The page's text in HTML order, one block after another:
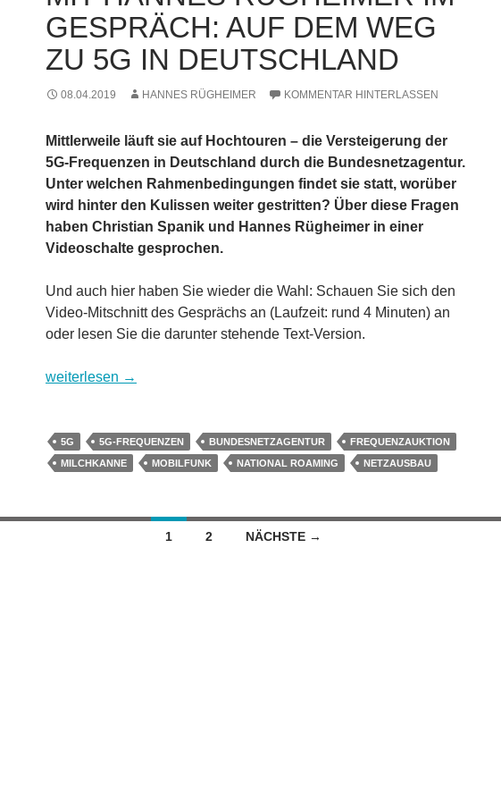
GESPRÄCH: AUF DEM WEG
ZU 5G IN DEUTSCHLAND
08.04.2019 HANNES RÜGHEIMER KOMMENTAR HINTERLASSEN
Mittlerweile läuft sie auf Hochtouren – die Versteigerung der
5G-Frequenzen in Deutschland durch die Bundesnetzagentur.
Unter welchen Rahmenbedingungen findet sie statt, worüber
wird hinter den Kulissen weiter gestritten? Über diese Fragen
haben Christian Spanik und Hannes Rügheimer in einer
Videoschalte gesprochen.
Und auch hier haben Sie wieder die Wahl: Schauen Sie sich den
Video-Mitschnitt des Gesprächs an (Laufzeit: rund 4 Minuten) an
oder lesen Sie die darunter stehende Text-Version.
Mit Hannes Rügheimer im Gespräch: Auf dem Weg zu 5G in Deutschland
weiterlesen →
5G 5G-FREQUENZEN BUNDESNETZAGENTUR
FREQUENZAUKTION
MILCHKANNE
MOBILFUNK NATIONAL ROAMING NETZAUSBAU
1 2 NÄCHSTE →